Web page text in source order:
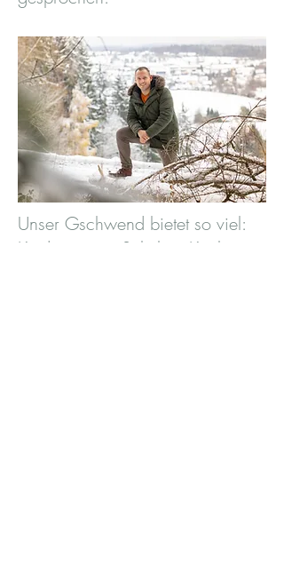
Unser Gschwend bietet so viel:
Kindergärten, Schulen, Kirchen,